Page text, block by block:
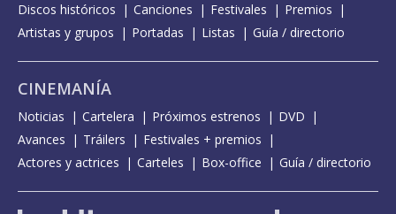
Discos históricos
Canciones Festivales
Premios
Artistas y grupos
Portadas Listas Guía / directorio
CINEMANÍA
Noticias Cartelera Próximos estrenos
DVD
Avances
Tráilers
Festivales + premios
Actores y actrices
Carteles Box-office Guía / directorio